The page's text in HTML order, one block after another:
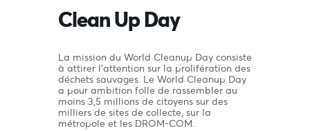
Clean Up Day
La mission du World Cleanup Day consiste
à attirer l’attention sur la prolifération des
déchets sauvages. Le World Cleanup Day
a pour ambition folle de rassembler au
moins 3,5 millions de citoyens sur des
milliers de sites de collecte, sur la
métropole et les DROM-COM.